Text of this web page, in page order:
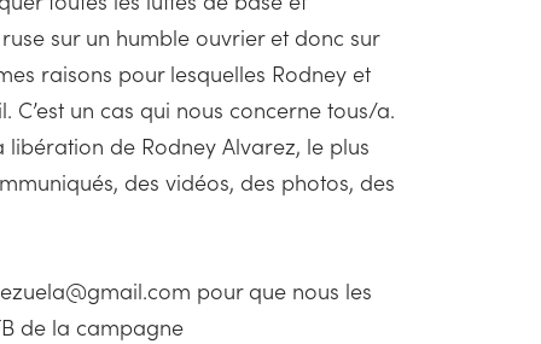
sur un humble ouvrier et donc sur
raisons pour lesquelles Rodney et
un cas qui nous concerne tous/a.
de Rodney Alvarez, le plus
des vidéos, des photos, des
pour que nous les
de la campagne